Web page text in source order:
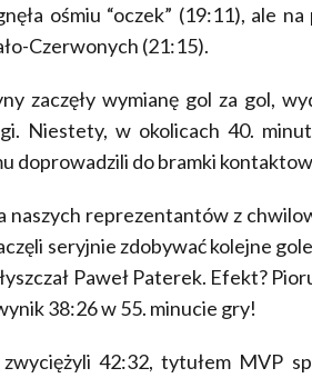
ośmiu “oczek” (19:11), ale
Czerwonych (21:15).
zaczęły wymianę gol za gol,
Niestety, w okolicach 40.
doprowadzili do bramki
naszych reprezentantów z
seryjnie zdobywać kolejne
Paweł Paterek. Efekt?
38:26 w 55. minucie gry!
42:32, tytułem MVP